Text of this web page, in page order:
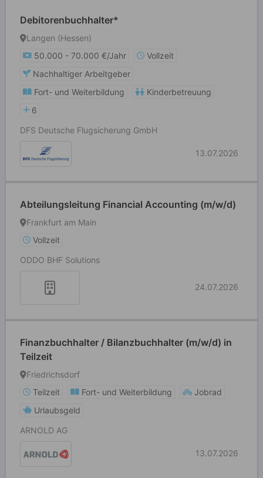
Debitorenbuchhalter*
Langen (Hessen)
50.000 - 70.000 €/Jahr
Vollzeit
Nachhaltiger Arbeitgeber
Fort- und Weiterbildung
Kinderbetreuung
6
DFS Deutsche Flugsicherung GmbH
13.07.2026
Abteilungsleitung Financial Accounting (m/w/d)
Frankfurt am Main
Vollzeit
ODDO BHF Solutions
24.07.2026
Finanzbuchhalter / Bilanzbuchhalter (m/w/d) in
Teilzeit
Friedrichsdorf
Teilzeit
Fort- und Weiterbildung
Jobrad
Urlaubsgeld
ARNOLD AG
13.07.2026